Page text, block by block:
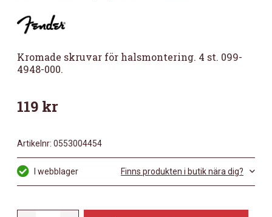
Kromade skruvar för halsmontering. 4 st. 099-
4948-000.
119 kr
Artikelnr: 0553004454
I webblager Finns produkten i butik nära dig?